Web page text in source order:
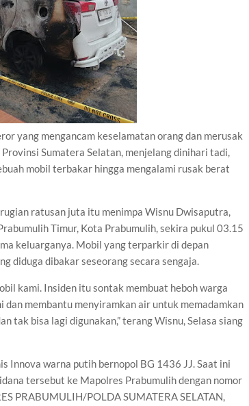
yang mengancam keselamatan orang dan merusak
Sumatera Selatan, menjelang dinihari tadi,
mobil terbakar hingga mengalami rusak berat
ratusan juta itu menimpa Wisnu Dwisaputra,
Timur, Kota Prabumulih, sekira pukul 03.15
keluarganya. Mobil yang terparkir di depan
diduga dibakar seseorang secara sengaja.
kami. Insiden itu sontak membuat heboh warga
dan membantu menyiramkan air untuk memadamkan
tak bisa lagi digunakan,” terang Wisnu, Selasa siang
Innova warna putih bernopol BG 1436 JJ. Saat ini
tersebut ke Mapolres Prabumulih dengan nomor
PRABUMULIH/POLDA SUMATERA SELATAN,